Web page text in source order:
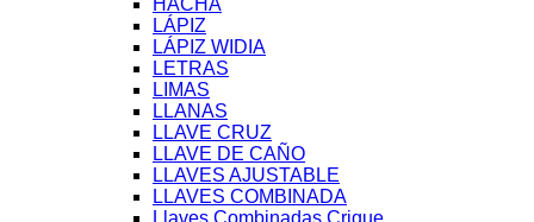
HACHA
LÁPIZ
LÁPIZ WIDIA
LETRAS
LIMAS
LLANAS
LLAVE CRUZ
LLAVE DE CAÑO
LLAVES AJUSTABLE
LLAVES COMBINADA
Llaves Combinadas Crique